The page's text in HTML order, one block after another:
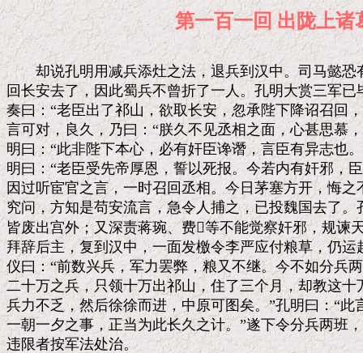
第一百一回 出陇
却说孔明用减兵添灶之法，退兵到汉中。司马懿恐
回长安去了，因此蜀兵不曾折了一人。孔明大赏三军
奏曰：“老臣出了祁山，欲取长安，忽承陛下降诏召回
言可对，良久，乃曰：“朕久不见丞相之面，心甚思慕
明曰：“此非陛下本心，必有奸臣谗谮，言臣有异志也
明曰：“老臣受先帝厚恩，誓以死报。今若内有奸邪，
因过听宦官之言，一时召回丞相。今日茅塞方开，悔之
究问，方知是苟安流言，急令人捕之，已投魏国去了
皆废出宫外；又深责蒋琬、费等不能觉察奸邪，规谏
拜辞后主，复到汉中，一面发檄令李严应付粮草，仍
仪曰：“前数兴兵，军力罢弊，粮又不继。今不如分兵
二十万之兵，只领十万出祁山，住了三个月，却教这
兵力不乏，然后徐徐而进，中原可图矣。”孔明曰：“此
一朝一夕之事，正当为此长久之计。”遂下令分兵两班
违限者按军法处治。